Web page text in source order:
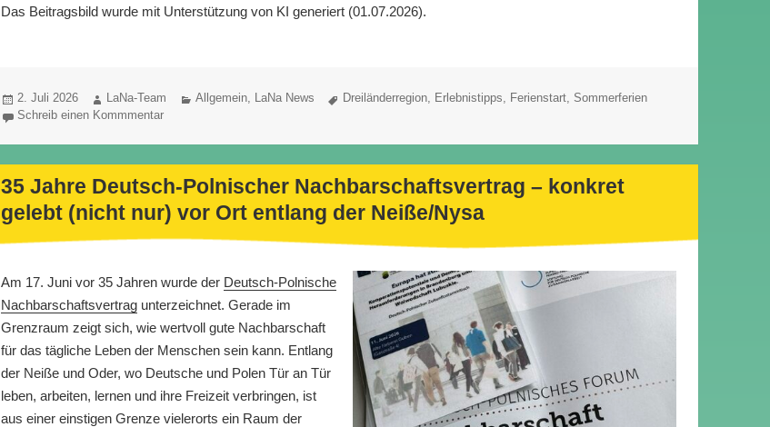
Das Beitragsbild wurde mit Unterstützung von KI generiert (01.07.2026).
Veröffentlicht
am
2. Juli 2026 Autor
LaNa-Team Kategorien
Allgemein, LaNa News Schlagwörter
Dreiländerregion, Erlebnistipps Ferienstart, Sommerferien
Schreib einen Kommmentar
35 Jahre Deutsch-Polnischer Nachbarschaftsvertrag – konkret
gelebt (nicht nur) vor Ort entlang der Neiße/Nysa
Am 17. Juni vor 35 Jahren wurde der Deutsch-Polnische
Nachbarschaftsvertrag unterzeichnet. Gerade im
Grenzraum zeigt sich, wie wertvoll gute Nachbarschaft
für das tägliche Leben der Menschen sein kann. Entlang
der Neiße und Oder, wo Deutsche und Polen Tür an Tür
leben, arbeiten, lernen und ihre Freizeit verbringen, ist
aus einer einstigen Grenze vielerorts ein Raum der